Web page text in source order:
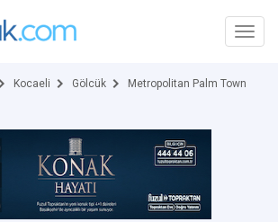
Kocaeli Gölcük Metropolitan Palm Town